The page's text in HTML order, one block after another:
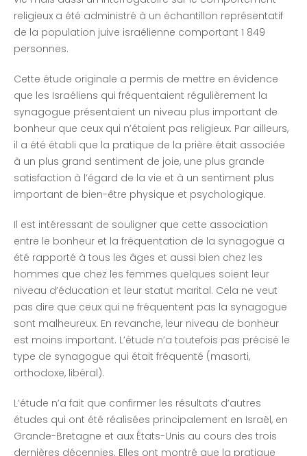
religieux a été administré à un échantillon représentatif
de la population juive israélienne comportant 1 849
personnes.
Cette étude originale a permis de mettre en évidence
que les Israéliens qui fréquentaient régulièrement la
synagogue présentaient un niveau plus important de
bonheur que ceux qui n’étaient pas religieux. Par ailleurs,
il a été établi que la pratique de la prière était associée
à un plus grand sentiment de joie, une plus grande
satisfaction à l’égard de la vie et à un sentiment plus
important de bien-être physique et psychologique.
Il est intéressant de souligner que cette association
entre le bonheur et la fréquentation de la synagogue a
été rapporté à tous les âges et aussi bien chez les
hommes que chez les femmes quelques soient leur
niveau d’éducation et leur statut marital. Cela ne veut
pas dire que ceux qui ne fréquentent pas la synagogue
sont malheureux. En revanche, leur niveau de bonheur
est moins important. L’étude n’a toutefois pas précisé le
type de synagogue qui était fréquenté (masorti,
orthodoxe, libéral).
L’étude n’a fait que confirmer les résultats d’autres
études qui ont été réalisées principalement en Israël, en
Grande-Bretagne et aux États-Unis au cours des trois
dernières décennies. Elles ont montré que la pratique